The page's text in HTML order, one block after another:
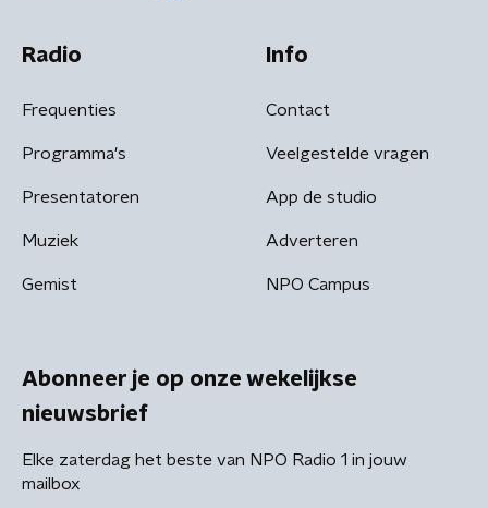
Radio
Frequenties
Programma's
Presentatoren
Muziek
Gemist
Info
Contact
Veelgestelde vragen
App de studio
Adverteren
NPO Campus
Abonneer je op onze wekelijkse
nieuwsbrief
Elke zaterdag het beste van NPO Radio 1 in jouw
mailbox